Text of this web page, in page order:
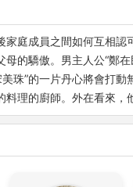
家庭成員之間如何互相
母的驕傲。男主人公“鄭
珠”的一片丹心將會打
理的廚師。外在看來，